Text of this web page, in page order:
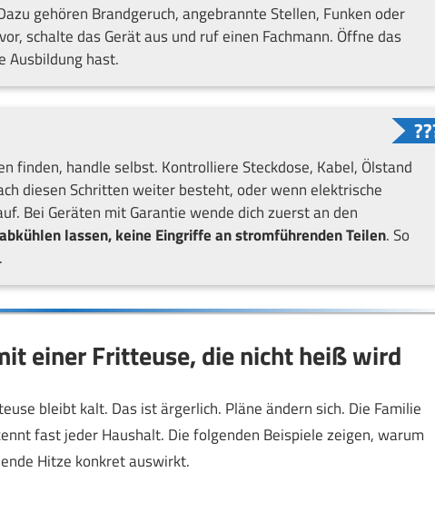
gehören Brandgeruch, angebrannte Stellen, Funken oder
schalte das Gerät aus und ruf einen Fachmann. Öffne das
Ausbildung hast.
finden, handle selbst. Kontrolliere Steckdose, Kabel, Ölstand
diesen Schritten weiter besteht, oder wenn elektrische
Bei Geräten mit Garantie wende dich zuerst an den
lassen, keine Eingriffe an stromführenden Teilen. So
einer Fritteuse, die nicht heiß wird
bleibt kalt. Das ist ärgerlich. Pläne ändern sich. Die Familie
fast jeder Haushalt. Die folgenden Beispiele zeigen, warum
Hitze konkret auswirkt.